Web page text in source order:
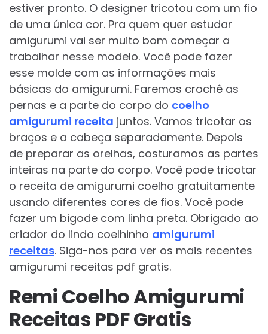
estiver pronto. O designer tricotou com um fio
de uma única cor. Pra quem quer estudar
amigurumi vai ser muito bom começar a
trabalhar nesse modelo. Você pode fazer
esse molde com as informações mais
básicas do amigurumi. Faremos crochê as
pernas e a parte do corpo do coelho
amigurumi receita juntos. Vamos tricotar os
braços e a cabeça separadamente. Depois
de preparar as orelhas, costuramos as partes
inteiras na parte do corpo. Você pode tricotar
o receita de amigurumi coelho gratuitamente
usando diferentes cores de fios. Você pode
fazer um bigode com linha preta. Obrigado ao
criador do lindo coelhinho amigurumi
receitas. Siga-nos para ver os mais recentes
amigurumi receitas pdf gratis.
Remi Coelho Amigurumi
Receitas PDF Gratis